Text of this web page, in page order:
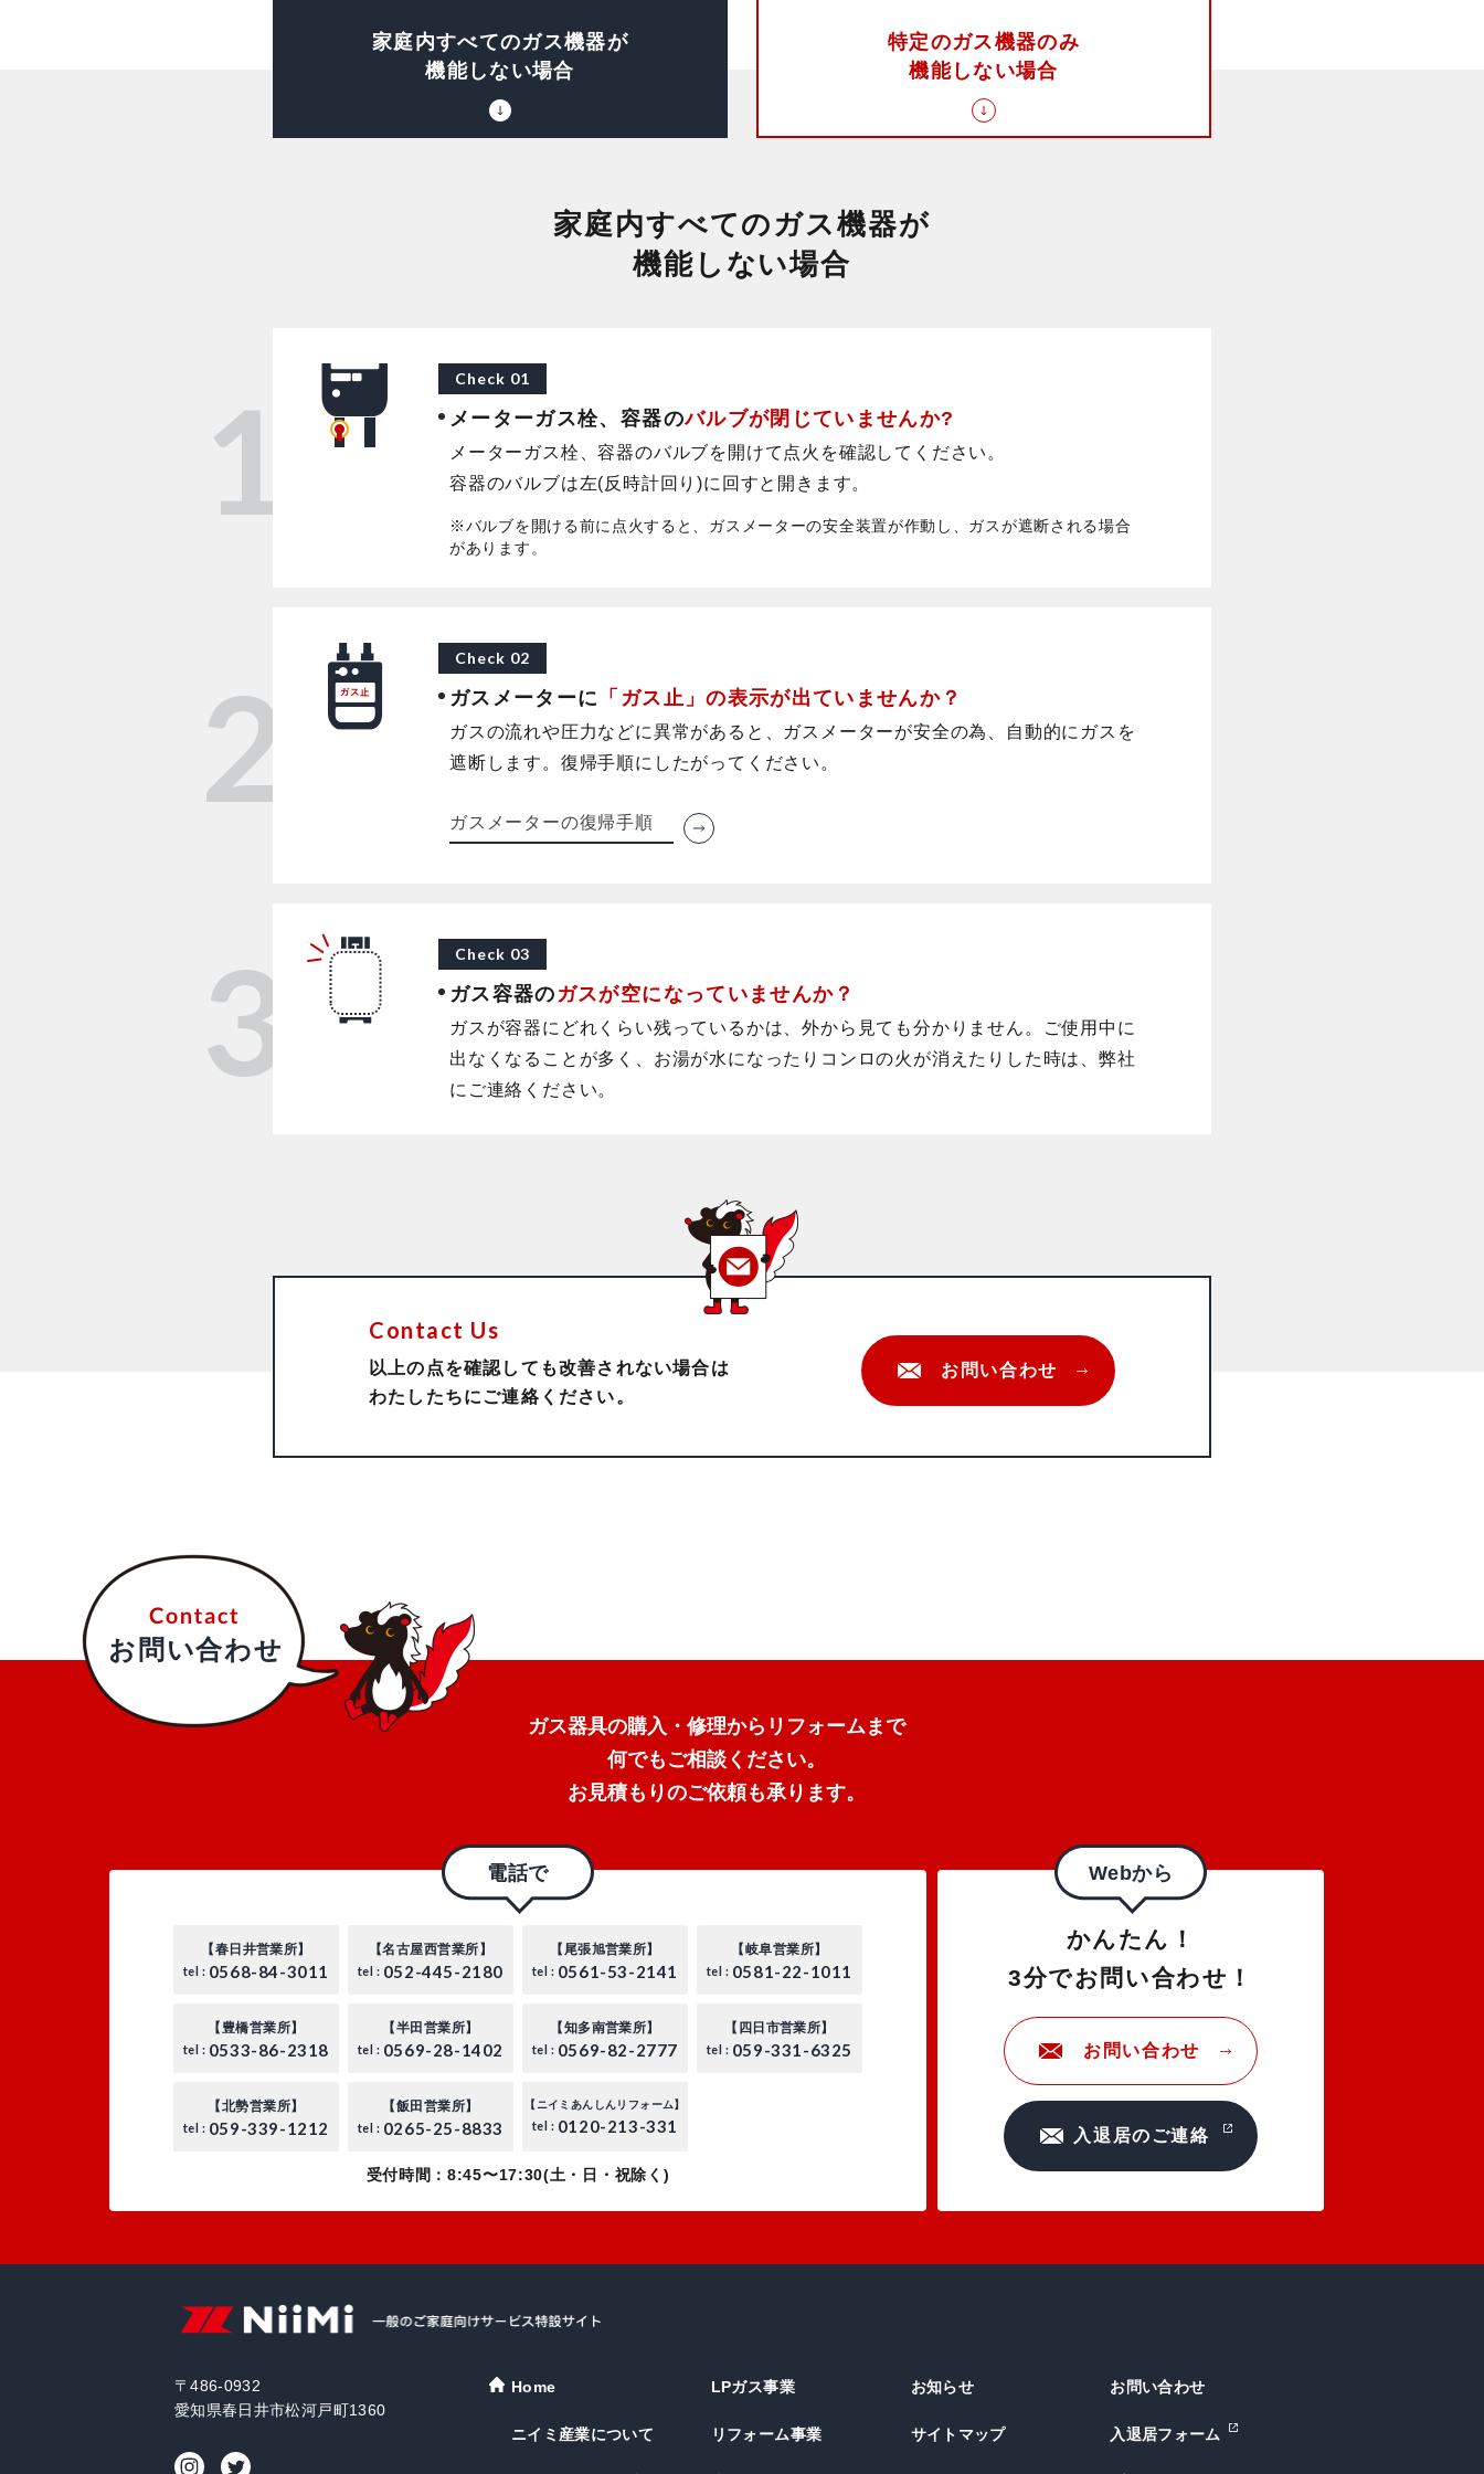
家庭内すべてのガス機器が
機能しない場合
特定のガス機器のみ
機能しない場合
家庭内すべてのガス機器が
機能しない場合
1 Check 01
メーターガス栓、 容器のバルブが閉 じていませんか?
メーターガス栓、容器のバルブを開けて点火を確認してください。
容器のバルブは左(反時計回り)に回すと開きます。
※バルブを開ける前に点火すると、ガスメーターの安全装置が作動し、ガスが遮断される場合
があります。
2
Check 02
ガスメーターに 「ガス止」の表示が出ていませんか？
ガスの流れや圧力などに異常があると、ガスメーターが安全の為、自動的にガスを
遮断します。復帰手順にしたがってください。
ガスメーターの復帰手順
3 Check 03
ガス容器の ガスが空になっていませんか？
ガスが容器にどれくらい残っているかは、外から見ても分かりません。ご使用中に
出なくなることが多く、お湯が水になったりコンロの火が消えたりした時は、弊社
にご連絡ください。
Contact Us
以上の点を確認しても改善されない場合は
わたしたちにご連絡ください。
お問い合わせ
お問い合わせ
ガス器具の購入・ 修理からリフォームまで
何でもご相談ください。
お見積もりのご依頼も承ります。
電話で
【春日井営業所】
tel : 0568-84-3011
【名古屋西営業所】
tel : 052-445-2180
【尾張旭営業所】
tel : 0561-53-2141
【岐阜営業所】
tel : 0581-22-1011
【豊橋営業所】
tel : 0533-86-2318
【半田営業所】
tel : 0569-28-1402
【知多南営業所】
tel : 0569-82-2777
【四日市営業所】
tel : 059-331-6325
【北勢営業所】
tel : 059-339-1212
【飯田営業所】
tel : 0265-25-8833
【ニイミあんしんリフォーム】
tel : 0120-213-331
受付時間：8:45〜17:30(土・日・祝除く)
Webから
かんたん！
3分でお問い合わせ！
お問い合わせ
入退居のご連絡
〒486-0932
愛知県春日井市松河戸町1360
Home LPガス事業 お知らせ お問い合わせ
ニイミ産業について リフォーム事業 サイトマップ 入退居フォーム